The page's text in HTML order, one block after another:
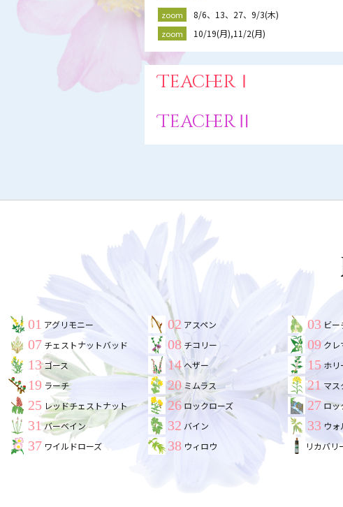
zoom 8/6、13、27、9/3(木)
zoom 10/19(月),11/2(月)
TeacherⅠ
TeacherⅡ
01 アグリモニー 02 アスペン 03 ビー
07 チェストナットバッド 08 チコリー 09 クレ
13ゴース 14 ヘザー 15 ホリ
19 ラーチ 20 ミムラス 21 マス
25 レッドチェストナット 26 ロックローズ 27 ロッ
31バーベイン 32 バイン 33 ウォ
37 ワイルドローズ 38 ウィロウ リカバリ